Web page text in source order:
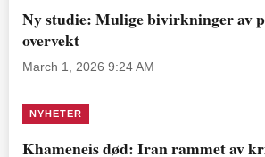
Ny studie: Mulige bivirkninger av
overvekt
March 1, 2026 9:24 AM
NYHETER
Khameneis død: Iran rammet av